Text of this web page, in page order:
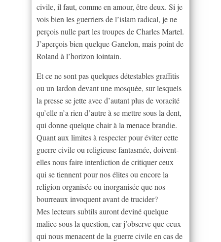
civile, il faut, comme en amour, être deux. Si je
vois bien les guerriers de l’islam radical, je ne
perçois nulle part les troupes de Charles Martel.
J’aperçois bien quelque Ganelon, mais point de
Roland à l’horizon lointain.
Et ce ne sont pas quelques détestables graffitis
ou un lardon devant une mosquée, sur lesquels
la presse se jette avec d’autant plus de voracité
qu’elle n’a rien d’autre à se mettre sous la dent,
qui donne quelque chair à la menace brandie.
Quant aux limites à respecter pour éviter cette
guerre civile ou religieuse fantasmée, doivent-
elles nous faire interdiction de critiquer ceux
qui se tiennent pour nos élites ou encore la
religion organisée ou inorganisée que nos
bourreaux invoquent avant de trucider?
Mes lecteurs subtils auront deviné quelque
malice sous la question, car j’observe que ceux
qui nous menacent de la guerre civile en cas de